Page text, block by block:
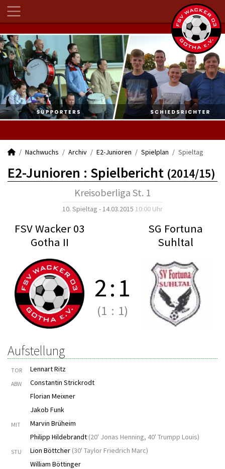
Nachwuchs Archiv E2-Junioren Spielplan Spieltag
E2-Junioren : Spielbericht (2014/15)
Kreisoberliga St. 1
10. Spieltag - 14.03.2015 10:00 Uhr
FSV Wacker 03
Gotha II
SG Fortuna
Suhltal
2:1
(1 : 1)
Aufstellung
TOR Lennart Ritz
ABW
Constantin Strickrodt
Florian Meixner
Jakob Funk
MIT
Marvin Brüheim
Philipp Hildebrandt (20' Jonas Henning, 40' Trumpp Louis)
STU Lion Böttcher (30' Taylor Friedrich Marc)
William Böttinger